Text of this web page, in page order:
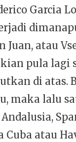
Garcia
Juan, atau
pula
di atas.
maka lalu
Cuba atau